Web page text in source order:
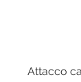
Attacco